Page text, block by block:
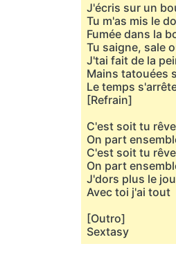
J'écris sur un
Tu m'as mis le
Fumée dans la
Tu saigne, sale
J'tai fait de la
Mains tatouées
Le temps
[Refrain]
C'est soit tu
On part
C'est soit tu
On part
J'dors plus le
Avec toi j'ai tout
[Outro]
Sextasy